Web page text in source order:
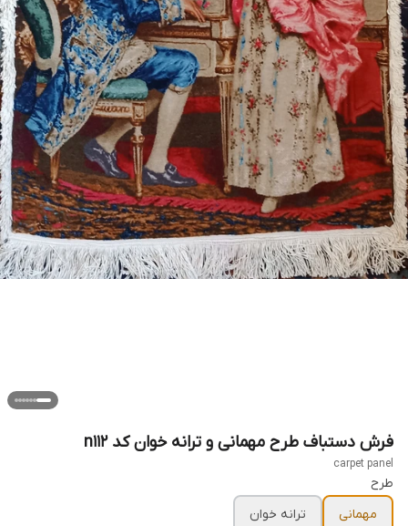
فرش دستباف طرح مهمانی و ترانه خوان کد n112
carpet panel
طرح
مهمانی
ترانه خوان